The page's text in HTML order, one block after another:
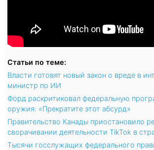
Статьи по теме:
Власти готовят новый закон о вреде в
министр по ИИ
Форд раскритиковал федеральную
оружия: «Прекратите этот абсурд»
Правительство Канады приостановило
сворачивании деятельности TikTok в
Тысячи госслужащих федерального